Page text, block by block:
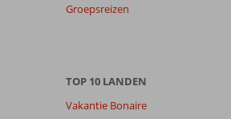
garanderen.
onze
Groepsreizen
TOP 10 LANDEN
Vakantie Bonaire